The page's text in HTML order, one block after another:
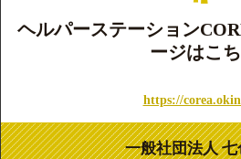
ヘルパーステーション
ージはこ
https://
一般社団法人